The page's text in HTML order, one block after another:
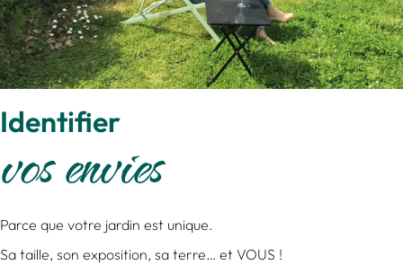
Identifier
vos envies
Parce que votre jardin est unique.
Sa taille, son exposition, sa terre… et VOUS !